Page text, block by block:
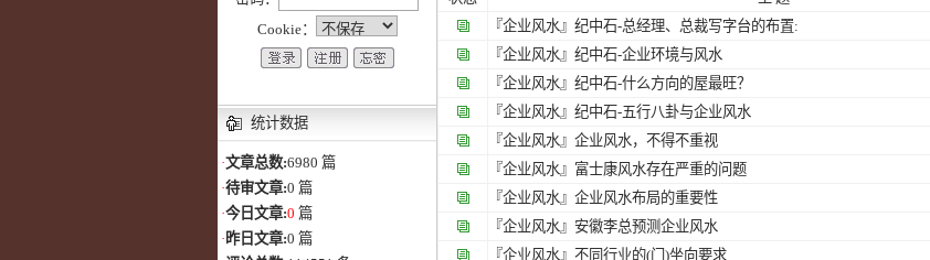
Cookie：
统计数据
·文章总数:6980 篇
·待审文章:0 篇
·今日文章:0 篇
· 昨日文章:0 篇
『企业风水』 纪中石-总经理、总裁写字台的布置:
『企业风水』 纪中石-企业环境与风水
『企业风水』 纪中石-什么方向的屋最旺？
『企业风水』 纪中石-五行八卦与企业风水
『企业风水』 企业风水，不得不重视
『企业风水』 富士康风水存在严重的问题
『企业风水』 企业风水布局的重要性
『企业风水』 安徽李总预测企业风水
『企业风水』 不同行业的(门)坐向要求